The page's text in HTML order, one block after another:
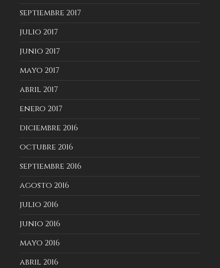
septiembre 2017
julio 2017
junio 2017
mayo 2017
abril 2017
enero 2017
diciembre 2016
octubre 2016
septiembre 2016
agosto 2016
julio 2016
junio 2016
mayo 2016
abril 2016